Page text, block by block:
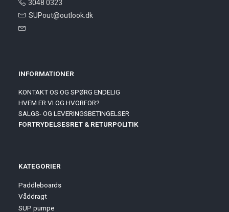
3048 0323
SUPout@outlook.dk
INFORMATIONER
KONTAKT OS OG SPØRG ENDELIG
HVEM ER VI OG HVORFOR?
SALGS- OG LEVERINGSBETINGELSER
FORTRYDELSESRET & RETURPOLITIK
KATEGORIER
Paddleboards
Våddragt
SUP pumpe